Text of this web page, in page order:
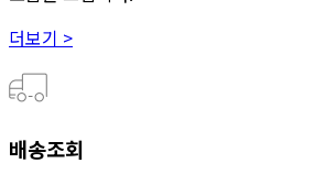
더보기 >
배송조회